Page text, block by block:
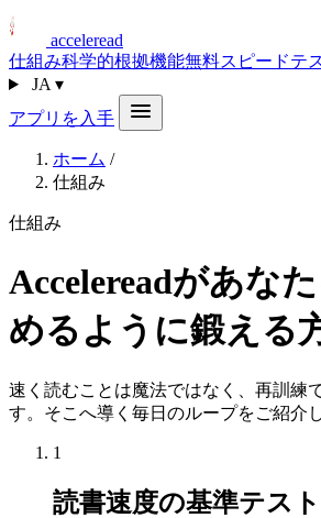
acceleread
仕組み科学的根拠機能無料スピードテ
JA ▾
アプリを入手
ホーム /
仕組み
仕組み
Accelereadがあな
めるように鍛える
速く読むことは魔法ではなく、再訓練
す。そこへ導く毎日のループをご紹介
1
読書速度の基準テス